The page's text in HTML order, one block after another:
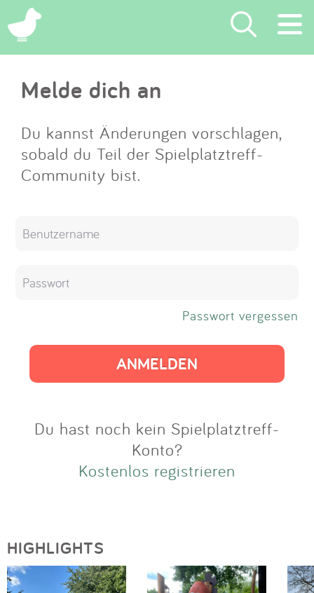
×
Suchen
Eintragen
App
Impressum
Anmelden
Melde dich an
Du kannst Änderungen vorschlagen,
sobald du Teil der Spielplatztreff-
Community bist.
Passwort vergessen
Du hast noch kein Spielplatztreff-
Konto?
Kostenlos registrieren
HIGHLIGHTS